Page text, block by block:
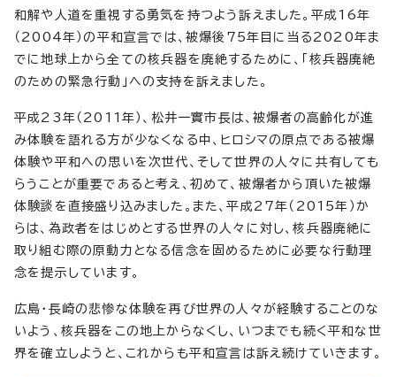
和解や人道を重視する勇気を持つよう訴えました。平成16年
（2004年）の平和宣言では、被爆後75年目に当る2020年ま
でに地球上から全ての核兵器を廃絶するために、「核兵器廃絶
のための緊急行動」への支持を訴えました。
平成23年（2011年）、松井一實市長は、被爆者の高齢化が進
み体験を語れる方が少なくなる中、ヒロシマの原点である被爆
体験や平和への思いを次世代、そして世界の人々に共有しても
らうことが重要であると考え、初めて、被爆者から頂いた被爆
体験談を直接盛り込みました。また、平成27年（2015年）か
らは、為政者をはじめとする世界の人々に対し、核兵器廃絶に
取り組む際の原動力となる信念を固めるために必要な行動理
念を提示しています。
広島・長崎の悲惨な体験を再び世界の人々が経験することのな
いよう、核兵器をこの地上からなくし、いつまでも続く平和な世
界を確立しようと、これからも平和宣言は訴え続けていきます。